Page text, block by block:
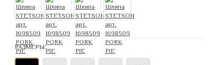
РАЗМЕРЫ: